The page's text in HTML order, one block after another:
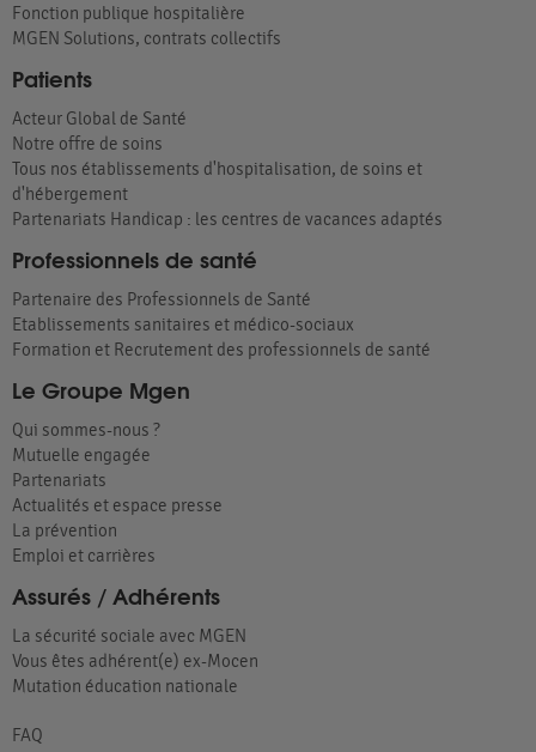
Fonction publique hospitalière
MGEN Solutions, contrats collectifs
Patients
Acteur Global de Santé
Notre offre de soins
Tous nos établissements d'hospitalisation, de soins et
d'hébergement
Partenariats Handicap : les centres de vacances adaptés
Professionnels de santé
Partenaire des Professionnels de Santé
Etablissements sanitaires et médico-sociaux
Formation et Recrutement des professionnels de santé
Le Groupe Mgen
Qui sommes-nous ?
Mutuelle engagée
Partenariats
Actualités et espace presse
La prévention
Emploi et carrières
Assurés / Adhérents
La sécurité sociale avec MGEN
Vous êtes adhérent(e) ex-Mocen
Mutation éducation nationale
FAQ